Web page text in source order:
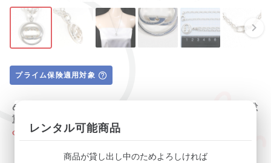
プライム保険適用対象
6▼グッチ インターロッキングG シルバー ネックレス 総
重量約14.8g 約54cm
GUCCIレンタル可能商品
商品が貸し出し中のためよろしければ